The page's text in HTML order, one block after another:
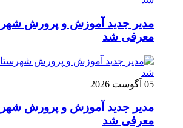
مدیر جدید آموزش و پرورش
معرفی شد
05 آگوست 2026
مدیر جدید آموزش و پرورش
معرفی شد